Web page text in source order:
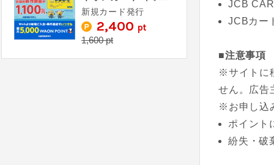
JCB
JCBカー
■注意事項
※サイトに
せん。広告
※お申し込
ポイント
紛失・破
新規カード発行
2,400 pt
1,600 pt